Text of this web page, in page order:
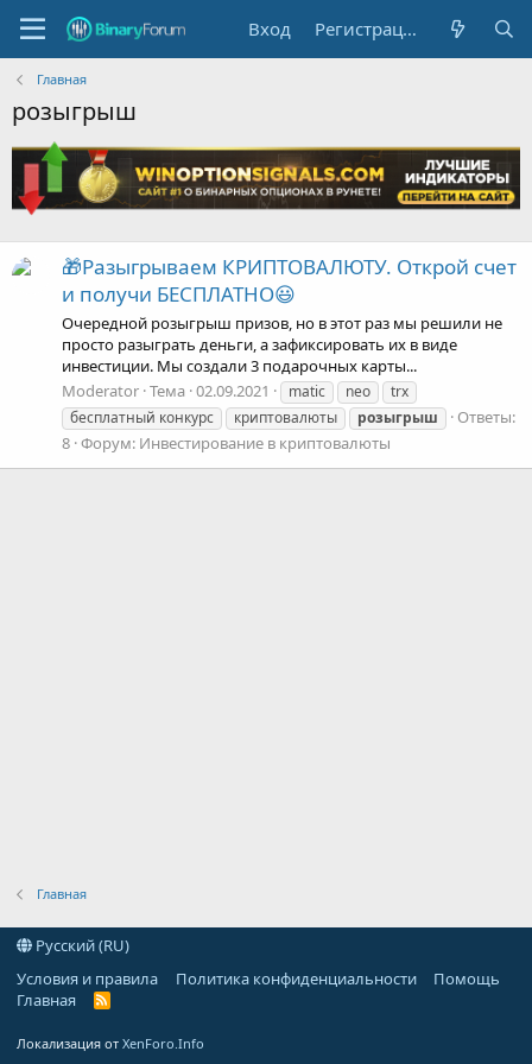
Вход Регистрация
Главная
розыгрыш
🎁Разыгрываем КРИПТОВАЛЮТУ. Открой счет
и получи БЕСПЛАТНО😃
Очередной розыгрыш призов, но в этот раз мы решили не
просто разыграть деньги, а зафиксировать их в виде
инвестиции. Мы создали 3 подарочных карты...
Moderator Тема 02.09.2021 matic neo
trx
бесплатный конкурс
криптовалюты розыгрыш
Ответы:
8 Форум: Инвестирование в криптовалюты
Главная
Русский (RU)
Условия и правила
Политика конфиденциальности
Помощь
Главная
R
Локализация от XenForo.Info